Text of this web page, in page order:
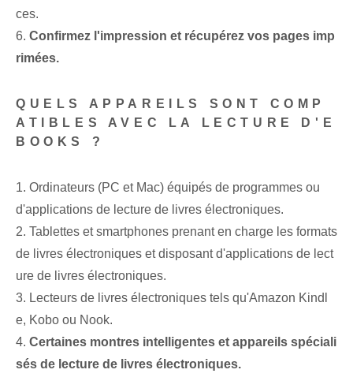
ces.
6. Confirmez l'impression et récupérez vos pages imp
rimées.
QUELS APPAREILS SONT COMP
ATIBLES AVEC LA LECTURE D'E
BOOKS ?
1. Ordinateurs (PC et Mac) équipés de programmes ou
d'applications de lecture de livres électroniques.
2. Tablettes et smartphones prenant en charge les formats
de livres électroniques et disposant d'applications de lect
ure de livres électroniques.
3. Lecteurs de livres électroniques tels qu'Amazon Kindl
e, Kobo ou Nook.
4. Certaines montres intelligentes et appareils spéciali
sés de lecture de livres électroniques.